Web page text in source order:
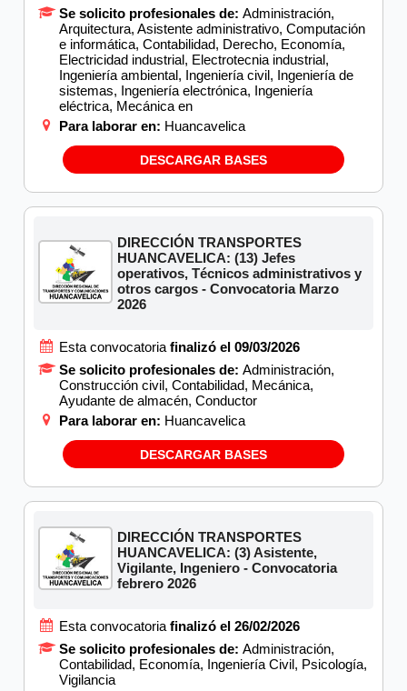
Se solicito profesionales de: Administración,
Arquitectura, Asistente administrativo, Computación
e informática, Contabilidad, Derecho, Economía,
Electricidad industrial, Electrotecnia industrial,
Ingeniería ambiental, Ingeniería civil, Ingeniería de
sistemas, Ingeniería electrónica, Ingeniería
eléctrica, Mecánica en
Para laborar en: Huancavelica
DESCARGAR BASES
DIRECCIÓN TRANSPORTES
HUANCAVELICA: (13) Jefes
operativos, Técnicos administrativos y
otros cargos - Convocatoria Marzo
2026
Esta convocatoria finalizó el 09/03/2026
Se solicito profesionales de: Administración,
Construcción civil, Contabilidad, Mecánica,
Ayudante de almacén, Conductor
Para laborar en: Huancavelica
DESCARGAR BASES
DIRECCIÓN TRANSPORTES
HUANCAVELICA: (3) Asistente,
Vigilante, Ingeniero - Convocatoria
febrero 2026
Esta convocatoria finalizó el 26/02/2026
Se solicito profesionales de: Administración,
Contabilidad, Economía, Ingeniería Civil, Psicología,
Vigilancia